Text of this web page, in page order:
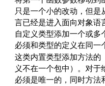
只是一个小的改动，但
言已经是进入面向对象语
自定义类型添加一个或
必须和类型的定义在同一
这类内置类型添加方法的
义不在一个包中）。对
必须是唯一的，同时方法